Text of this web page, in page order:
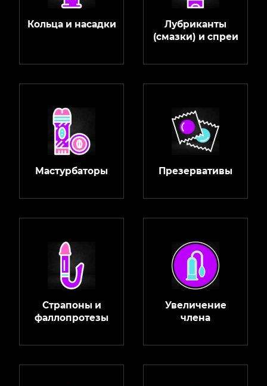
Кольца и насадки
Лубриканты
(смазки) и спреи
Мастурбаторы Презервативы
Страпоны и
фаллопротезы
Увеличение
члена